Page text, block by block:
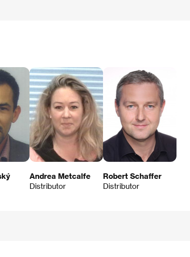
Andrea Metcalfe
Distributor
Robert Schaffer
Distributor